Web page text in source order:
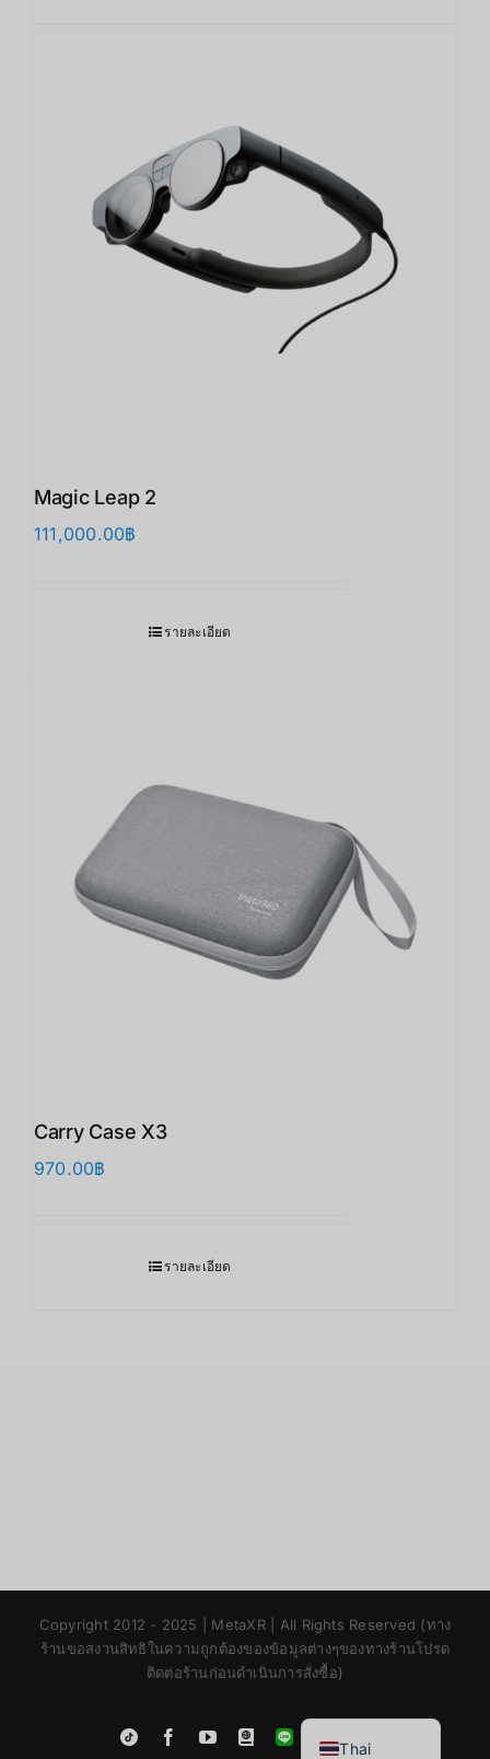
Magic Leap 2
111,000.00฿
รายละเอียด
Carry Case X3
970.00฿
รายละเอียด
Copyright 2012 - 2025 | MetaXR | All Rights Reserved (ทาง
ร้านขอสงวนสิทธิในความถูกต้องของข้อมูลต่างๆของทางร้านโปรด
ติดต่อร้านก่อนดำเนินการสั่งซื้อ)
Tiktok FacebookYouTubeBlogger
LINE
Thai
Chinese